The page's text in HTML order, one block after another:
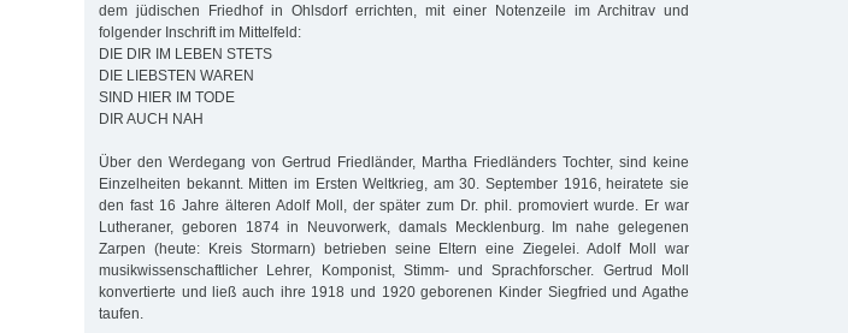
dem jüdischen Friedhof in Ohlsdorf errichten, mit einer Notenzeile im Architrav und
folgender Inschrift im Mittelfeld:
DIE DIR IM LEBEN STETS
DIE LIEBSTEN WAREN
SIND HIER IM TODE
DIR AUCH NAH
Über den Werdegang von Gertrud Friedländer, Martha Friedländers Tochter, sind keine
Einzelheiten bekannt. Mitten im Ersten Weltkrieg, am 30. September 1916, heiratete sie
den fast 16 Jahre älteren Adolf Moll, der später zum Dr. phil. promoviert wurde. Er war
Lutheraner, geboren 1874 in Neuvorwerk, damals Mecklenburg. Im nahe gelegenen
Zarpen (heute: Kreis Stormarn) betrieben seine Eltern eine Ziegelei. Adolf Moll war
musikwissenschaftlicher Lehrer, Komponist, Stimm- und Sprachforscher. Gertrud Moll
konvertierte und ließ auch ihre 1918 und 1920 geborenen Kinder Siegfried und Agathe
taufen.